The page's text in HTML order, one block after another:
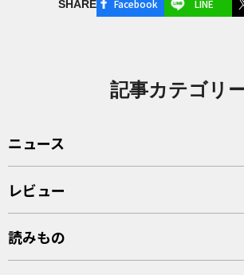
SHARE Facebook LINE
記事カテゴリ
ニュース
レビュー
読みもの